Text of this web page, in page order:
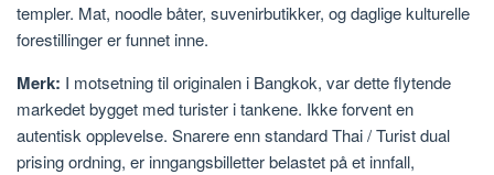
templer. Mat, noodle båter, suvenirbutikker, og daglige kulturelle
forestillinger er funnet inne.
Merk: I motsetning til originalen i Bangkok, var dette flytende
markedet bygget med turister i tankene. Ikke forvent en
autentisk opplevelse. Snarere enn standard Thai / Turist dual
prising ordning, er inngangsbilletter belastet på et innfall,